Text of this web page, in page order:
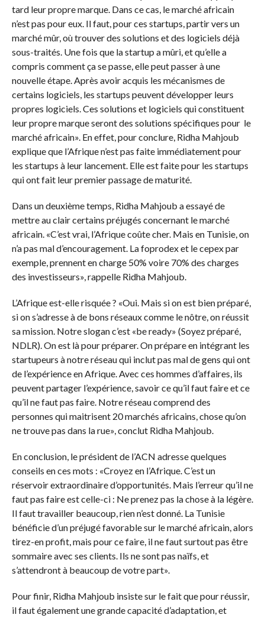
tard leur propre marque. Dans ce cas, le marché africain
n’est pas pour eux. Il faut, pour ces startups, partir vers un
marché mûr, où trouver des solutions et des logiciels déjà
sous-traités. Une fois que la startup a mûri, et qu’elle a
compris comment ça se passe, elle peut passer à une
nouvelle étape. Après avoir acquis les mécanismes de
certains logiciels, les startups peuvent développer leurs
propres logiciels. Ces solutions et logiciels qui constituent
leur propre marque seront des solutions spécifiques pour le
marché africain». En effet, pour conclure, Ridha Mahjoub
explique que l’Afrique n’est pas faite immédiatement pour
les startups à leur lancement. Elle est faite pour les startups
qui ont fait leur premier passage de maturité.
Dans un deuxième temps, Ridha Mahjoub a essayé de
mettre au clair certains préjugés concernant le marché
africain. «C’est vrai, l’Afrique coûte cher. Mais en Tunisie, on
n’a pas mal d’encouragement. La foprodex et le cepex par
exemple, prennent en charge 50% voire 70% des charges
des investisseurs», rappelle Ridha Mahjoub.
L’Afrique est-elle risquée ? «Oui. Mais si on est bien préparé,
si on s’adresse à de bons réseaux comme le nôtre, on réussit
sa mission. Notre slogan c’est «be ready» (Soyez préparé,
NDLR). On est là pour préparer. On prépare en intégrant les
startupeurs à notre réseau qui inclut pas mal de gens qui ont
de l’expérience en Afrique. Avec ces hommes d’affaires, ils
peuvent partager l’expérience, savoir ce qu’il faut faire et ce
qu’il ne faut pas faire. Notre réseau comprend des
personnes qui maitrisent 20 marchés africains, chose qu’on
ne trouve pas dans la rue», conclut Ridha Mahjoub.
En conclusion, le président de l’ACN adresse quelques
conseils en ces mots : «Croyez en l’Afrique. C’est un
réservoir extraordinaire d’opportunités. Mais l’erreur qu’il ne
faut pas faire est celle-ci : Ne prenez pas la chose à la légère.
Il faut travailler beaucoup, rien n’est donné. La Tunisie
bénéficie d’un préjugé favorable sur le marché africain, alors
tirez-en profit, mais pour ce faire, il ne faut surtout pas être
sommaire avec ses clients. Ils ne sont pas naïfs, et
s’attendront à beaucoup de votre part».
Pour finir, Ridha Mahjoub insiste sur le fait que pour réussir,
il faut également une grande capacité d’adaptation, et